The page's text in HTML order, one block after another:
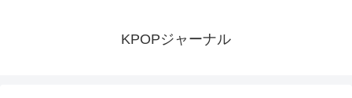
KPOPジャーナル